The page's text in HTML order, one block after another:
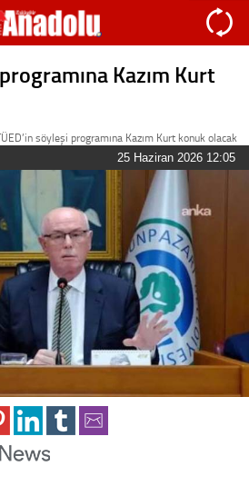
Kazım Kurt
söyleşi programına Kazım Kurt konuk olacak
25 Haziran 2026 12:05